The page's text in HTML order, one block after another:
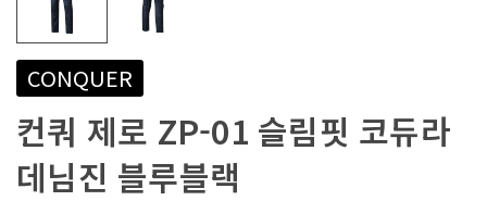
CONQUER
컨쿼 제로 ZP-01 슬림핏 코듀라
데님진 블루블랙